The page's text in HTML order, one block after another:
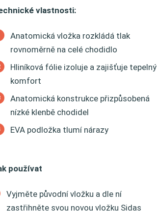
vlastnosti:
Anatomická vložka rozkládá tlak
rovnoměrně na celé chodidlo
Hliníková fólie izoluje a zajišťuje tepelný
komfort
Anatomická konstrukce přizpůsobená
nízké klenbě chodidel
EVA podložka tlumí nárazy
používat
Vyjměte původní vložku a dle ní
zastřihněte svou novou vložku Sidas